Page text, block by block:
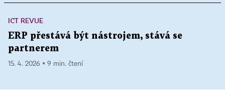
ICT REVUE
ERP přestává být nástrojem, stává se
partnerem
15. 4. 2026 ▪ 9 min. čtení